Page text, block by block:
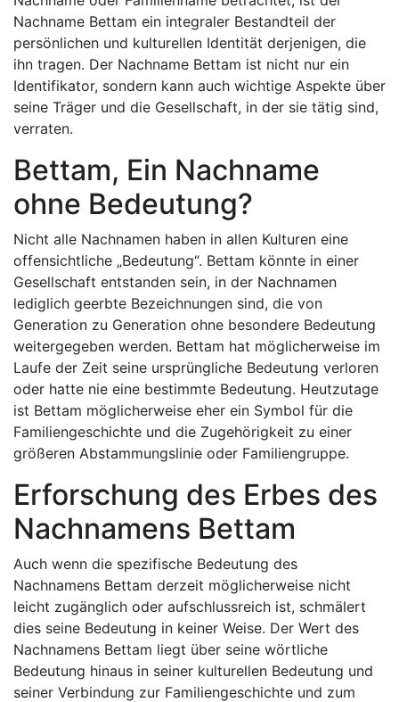
Nachname Bettam ein integraler Bestandteil der
persönlichen und kulturellen Identität derjenigen, die
ihn tragen. Der Nachname Bettam ist nicht nur ein
Identifikator, sondern kann auch wichtige Aspekte über
seine Träger und die Gesellschaft, in der sie tätig sind,
verraten.
Bettam, Ein Nachname
ohne Bedeutung?
Nicht alle Nachnamen haben in allen Kulturen eine
offensichtliche „Bedeutung“. Bettam könnte in einer
Gesellschaft entstanden sein, in der Nachnamen
lediglich geerbte Bezeichnungen sind, die von
Generation zu Generation ohne besondere Bedeutung
weitergegeben werden. Bettam hat möglicherweise im
Laufe der Zeit seine ursprüngliche Bedeutung verloren
oder hatte nie eine bestimmte Bedeutung. Heutzutage
ist Bettam möglicherweise eher ein Symbol für die
Familiengeschichte und die Zugehörigkeit zu einer
größeren Abstammungslinie oder Familiengruppe.
Erforschung des Erbes des
Nachnamens Bettam
Auch wenn die spezifische Bedeutung des
Nachnamens Bettam derzeit möglicherweise nicht
leicht zugänglich oder aufschlussreich ist, schmälert
dies seine Bedeutung in keiner Weise. Der Wert des
Nachnamens Bettam liegt über seine wörtliche
Bedeutung hinaus in seiner kulturellen Bedeutung und
seiner Verbindung zur Familiengeschichte und zum